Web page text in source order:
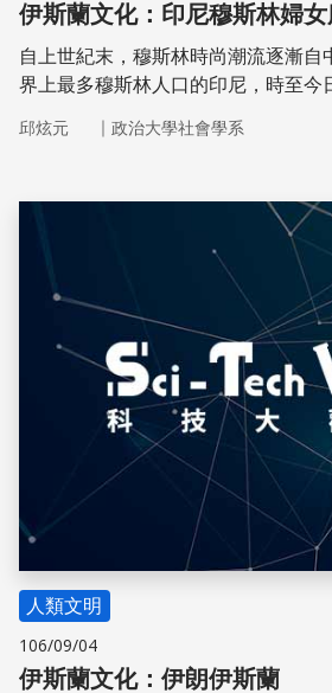
伊斯蘭文化：印尼穆斯林婦
自上世紀末，穆斯林時尚潮流逐漸自
界上最多穆斯林人口的印尼，時至今
邱炫元 ｜ 政治大學社會學系
人類文明
106/09/04
伊斯蘭文化：伊朗伊斯蘭